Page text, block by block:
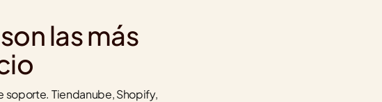
las más
Tiendanube, Shopify,